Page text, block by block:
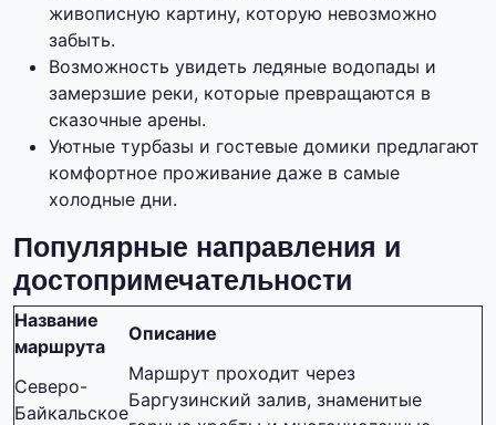
живописную картину, которую невозможно
забыть.
Возможность увидеть ледяные водопады и
замерзшие реки, которые превращаются в
сказочные арены.
Уютные турбазы и гостевые домики предлагают
комфортное проживание даже в самые
холодные дни.
Популярные направления и
достопримечательности
Название
маршрута
Описание
Северо-
Байкальское
Маршрут проходит через
Баргузинский залив, знаменитые